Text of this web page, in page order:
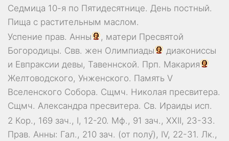
Седмица 10-я по Пятидесятнице. День постный.
Пища с растительным маслом.
Успение прав. Анны
, матери Пресвятой
Богородицы. Свв. жен Олимпиады
диакониссы
и Евпраксии девы, Тавеннской. Прп. Макария
Желтоводского, Унженского. Память V
Вселенского Собора. Сщмч. Николая пресвитера.
Сщмч. Александра пресвитера. Св. Ираиды исп.
2 Кор., 169 зач., I, 12-20. Мф., 91 зач., XXII, 23-33.
Прав. Анны: Гал., 210 зач. (от полу́), IV, 22-31. Лк.,